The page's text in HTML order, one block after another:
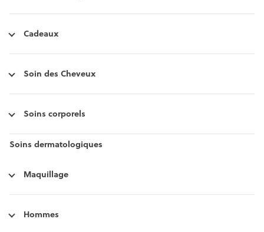
Cadeaux
Soin des Cheveux
Soins corporels
Soins dermatologiques
Maquillage
Hommes